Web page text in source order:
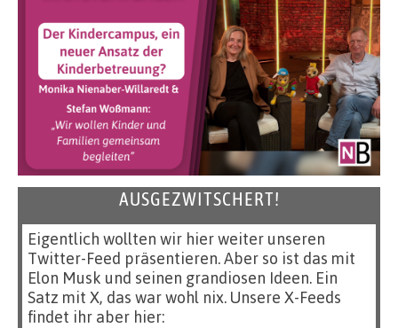
AUSGEZWITSCHERT!
Eigentlich wollten wir hier weiter unseren
Twitter-Feed präsentieren. Aber so ist das mit
Elon Musk und seinen grandiosen Ideen. Ein
Satz mit X, das war wohl nix. Unsere X-Feeds
findet ihr aber hier: